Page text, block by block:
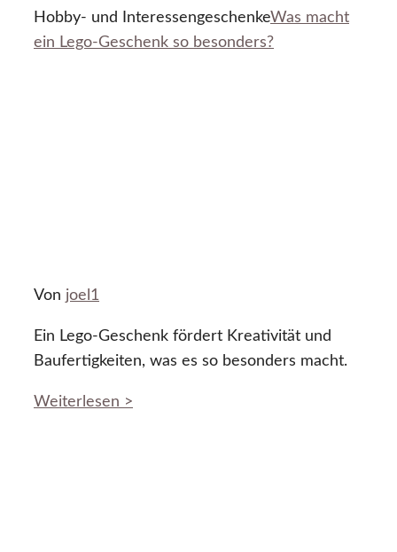
Hobby- und InteressengeschenkeWas macht
ein Lego-Geschenk so besonders?
Von joel1
Ein Lego-Geschenk fördert Kreativität und
Baufertigkeiten, was es so besonders macht.
Weiterlesen >